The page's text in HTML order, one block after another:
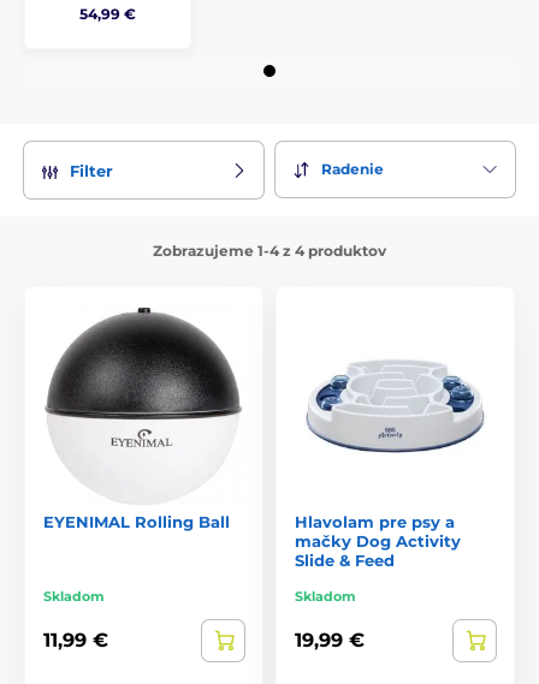
54,99 €
Filter Radenie
Zobrazujeme 1-4 z 4 produktov
EYENIMAL Rolling Ball
Skladom
11,99 €
Hlavolam pre psy a
mačky Dog Activity
Slide & Feed
Skladom
19,99 €